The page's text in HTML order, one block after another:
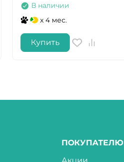
В наличии
x 4 мес.
Купить
ПОКУПАТЕЛЮ